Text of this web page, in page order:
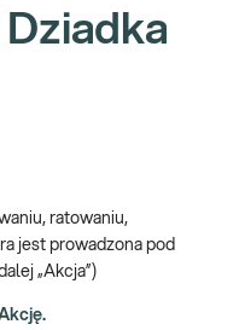
Dziadka
ratowaniu,
jest prowadzona pod
„Akcja”)